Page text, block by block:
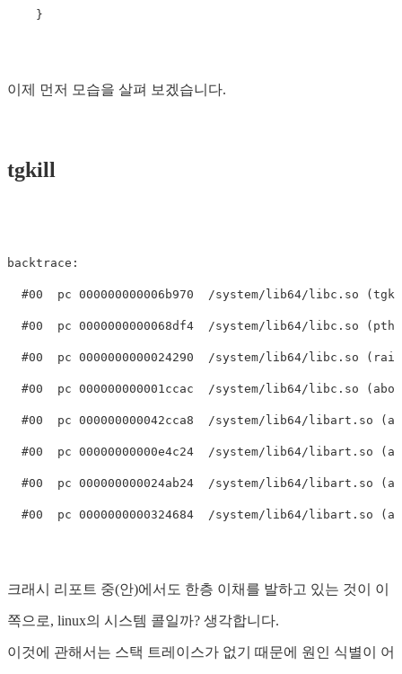
}
이제 먼저 모습을 살펴 보겠습니다.
tgkill
backtrace:
#00  pc 000000000006b970  /system/lib64/libc.so
#00  pc 0000000000068df4  /system/lib64/libc.so
#00  pc 0000000000024290  /system/lib64/libc.so
#00  pc 000000000001ccac  /system/lib64/libc.so
#00  pc 000000000042cca8  /system/lib64/libart.so
#00  pc 00000000000e4c24  /system/lib64/libart.so
#00  pc 000000000024ab24  /system/lib64/libart.so
크래시 리포트 중(안)에서도 한층 이채를 발하고 있는 것이 이
쪽으로, linux의 시스템 콜일까? 생각합니다.
이것에 관해서는 스택 트레이스가 없기 때문에 원인 식별이 어